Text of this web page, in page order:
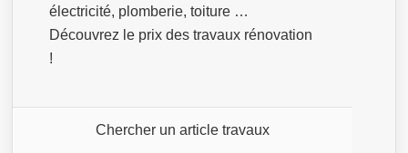
électricité, plomberie, toiture …
Découvrez le prix des travaux rénovation
!
Chercher un article travaux